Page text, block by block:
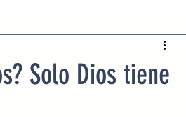
Enero 2023
Solo Dios tiene